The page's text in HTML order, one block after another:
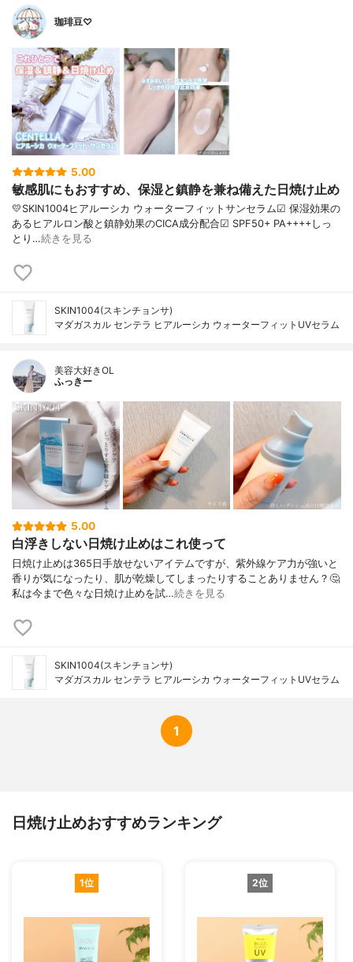
珈琲豆♡
5.00
敏感肌にもおすすめ、保湿と鎮静を兼ね備えた日焼け止め
💛SKIN1004ヒアルーシカ ウォーターフィットサンセラム☑︎ 保湿効果の
あるヒアルロン酸と鎮静効果のCICA成分配合☑︎ SPF50+ PA++++しっ
とり…続きを見る
SKIN1004(スキンチョンサ)
マダガスカル センテラ ヒアルーシカ ウォーターフィットUVセラム
美容大好きOL
ふっきー
5.00
白浮きしない日焼け止めはこれ使って
日焼け止めは365日手放せないアイテムですが、紫外線ケア力が強いと
香りが気になったり、肌が乾燥してしまったりすることありません？🤔
私は今まで色々な日焼け止めを試…続きを見る
SKIN1004(スキンチョンサ)
マダガスカル センテラ ヒアルーシカ ウォーターフィットUVセラム
1
日焼け止めおすすめランキング
1位 2位